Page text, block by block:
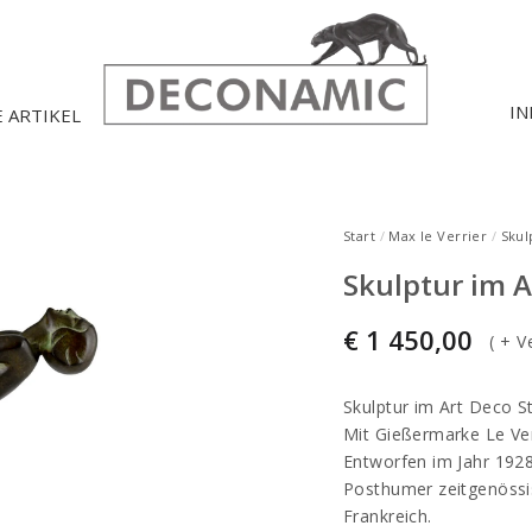
ARTIKEL
Start / Max le Verrier /
Skulptur im
€ 1 450,00 ( +
Skulptur im Art Deco
Mit Gießermarke Le
Entworfen im Jahr
Posthumer
Frankreich.